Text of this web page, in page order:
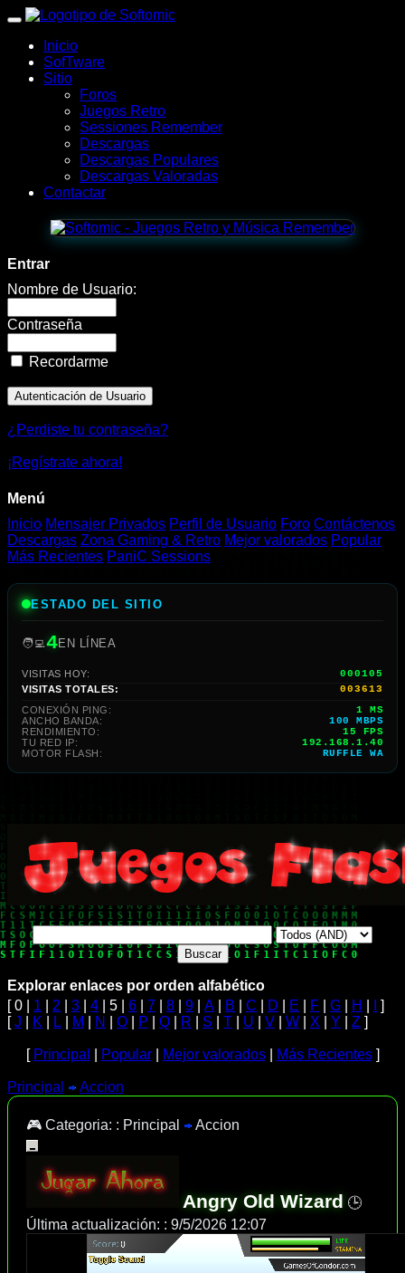
wWw.SofTomiC.org
Zona
Gaming
Retro
Angry
Old
Wizard
Inicio
SofTware
Sitio
Foros
Juegos Retro
Sessiones Remember
Descargas
Descargas Populares
Descargas Valoradas
Contactar
Entrar
Nombre de Usuario:
Contraseña
Recordarme
¿Perdiste tu contraseña?
¡Regístrate ahora!
Menú
Inicio Mensajer Privados Perfil de Usuario Foro Contáctenos
Descargas Zona Gaming & Retro Mejor valorados Popular
Más Recientes PaniC Sessions
ESTADO DEL SITIO
🧑‍💻4EN LÍNEA
VISITAS HOY:
000105
VISITAS TOTALES:
003613
CONEXIÓN PING:
1 MS
ANCHO BANDA:
100 MBPS
RENDIMIENTO:
15 FPS
TU RED IP:
192.168.1.40
MOTOR FLASH:
RUFFLE WA
Explorar enlaces por orden alfabético
[ 0 | 1 2 3 4 | 5 | 6 7 8 9 A B C D E F G H
]
[J K L M N O P Q R S T U V W X Y Z ]
[ Principal Popular| Mejor valorados| Más Recientes]
Principal Accion
🎮 Categoria: : Principal Accion
Angry Old Wizard 🕒
Última actualización: : 9/5/2026 12:07